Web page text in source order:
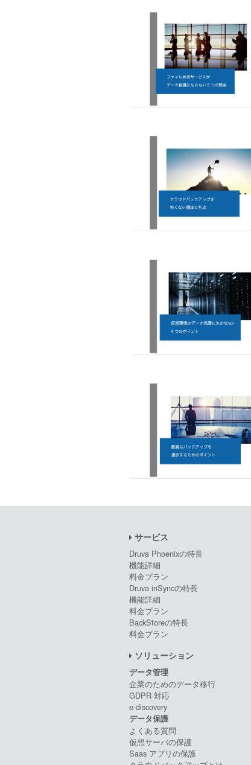
サービス
Druva Phoenixの特長
機能詳細
料金プラン
Druva inSyncの特長
機能詳細
料金プラン
BackStoreの特長
料金プラン
ソリューション
データ管理
企業のためのデータ移行
GDPR 対応
e-discovery
データ保護
よくある質問
仮想サーバの保護
Saas アプリの保護